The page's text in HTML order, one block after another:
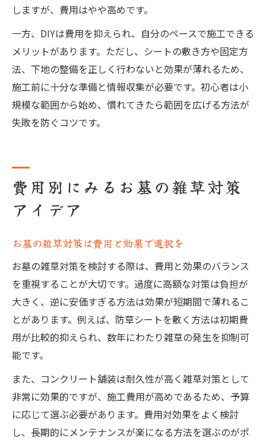
しますが、費用はやや高めです。
一方、DIYは費用を抑えられ、自分のペースで施工できる
メリットがあります。ただし、シートの敷き方や固定方
法、下地の整備を正しく行わないと効果が薄れるため、
施工前に十分な準備と情報収集が必要です。初心者は小
規模な範囲から始め、慣れてきたら範囲を広げる方法が
失敗を防ぐコツです。
費用別にみるお墓の雑草対策
アイデア
お墓の雑草対策は費用と効果で選択を
お墓の雑草対策を検討する際は、費用と効果のバランス
を重視することが大切です。過度に高額な対策は負担が
大きく、逆に安価すぎる方法は効果が短期間で薄れるこ
とがあります。例えば、防草シートを敷く方法は初期費
用が比較的抑えられ、数年にわたり雑草の発生を抑制可
能です。
また、コンクリート舗装は耐久性が高く雑草対策として
非常に効果的ですが、施工費用が高めであるため、予算
に応じて選ぶ必要があります。費用対効果をよく検討
し、長期的にメンテナンスが楽になる方法を選ぶのがポ